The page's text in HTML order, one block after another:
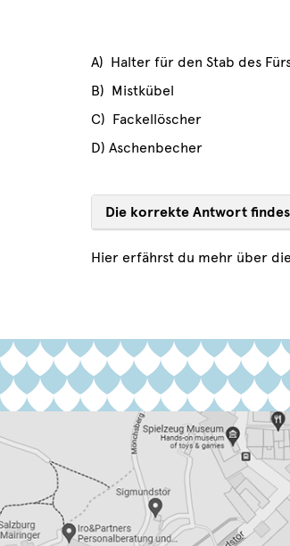
A) Halter für den Stab des
B) Mistkübel
C) Fackellöscher
D) Aschenbecher
Die korrekte Antwort
Hier erfährst du mehr über